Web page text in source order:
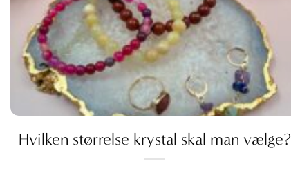
Hvilken størrelse krystal skal man vælge?